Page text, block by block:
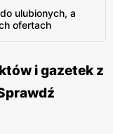
ulubionych, a
ofertach
i gazetek z